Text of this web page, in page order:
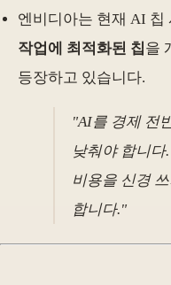
엔비디아는 현재 AI 칩
작업에 최적화된 칩을
등장하고 있습니다.
"AI를 경제 전
낮춰야 합니
비용을 신경
합니다."